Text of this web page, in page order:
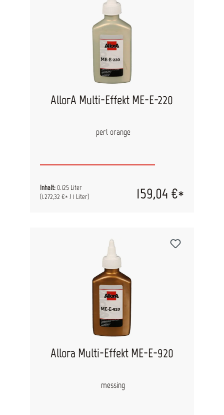
AllorA Multi-Effekt ME-E-220
perl orange
Inhalt: 0.125 Liter
(1.272,32 €* / 1 Liter)
159,04 €*
Allora Multi-Effekt ME-E-920
messing